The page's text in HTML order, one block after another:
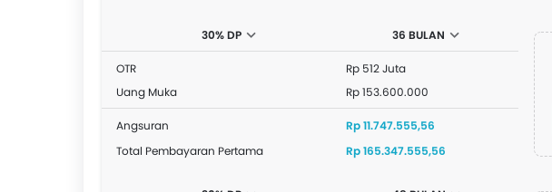
30% DP 36 BULAN
OTR
Rp 512 Juta
Uang Muka
Rp 153.600.000
Angsuran
Rp 11.747.555,56
Total Pembayaran Pertama
Rp 165.347.555,56